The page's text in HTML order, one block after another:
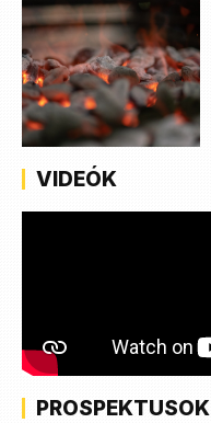
VIDEÓK
PROSPEKTUSOK